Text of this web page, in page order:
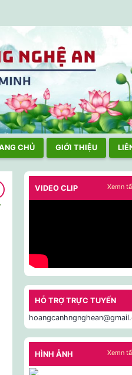
TÍCH CỰC THAM GIA
CHỦ GIỚI THIỆU
VIDEO CLIP Xemn
HỖ TRỢ TRỰC TUYẾN
HÌNH ẢNH Xemn